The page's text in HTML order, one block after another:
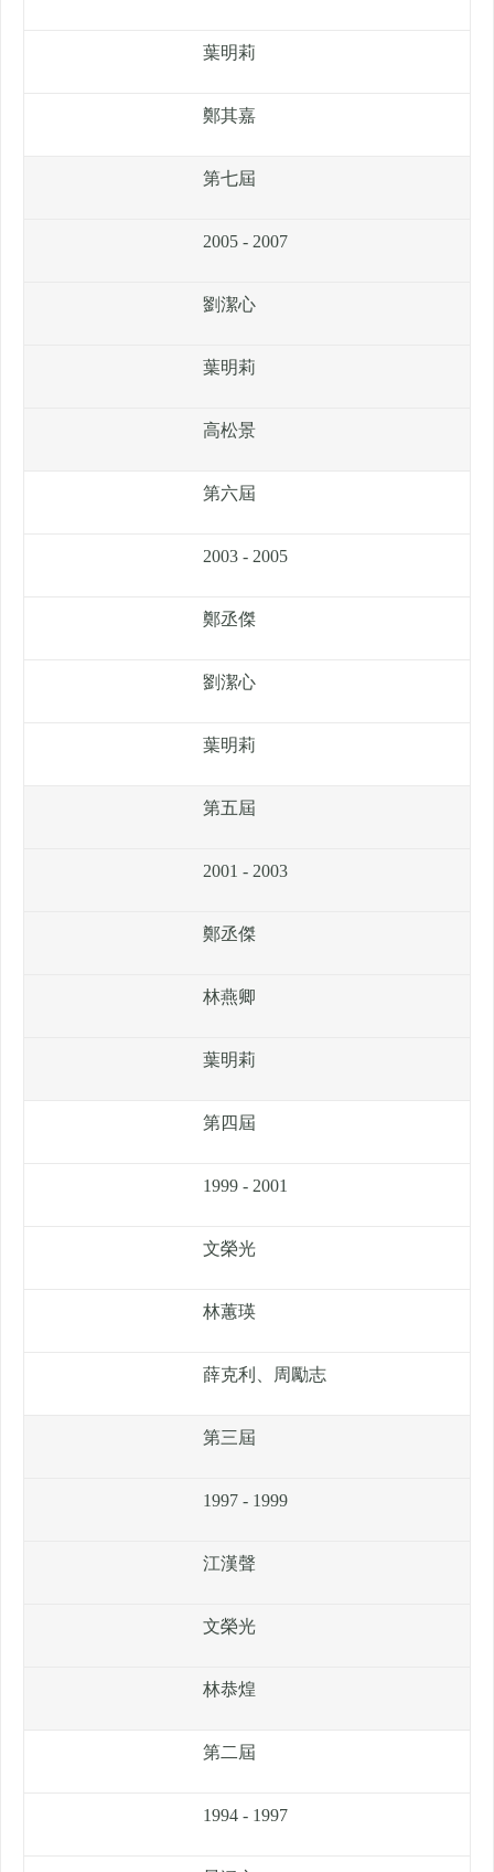
葉明莉
鄭其嘉
第七屆
2005 - 2007
劉潔心
葉明莉
高松景
第六屆
2003 - 2005
鄭丞傑
劉潔心
葉明莉
第五屆
2001 - 2003
鄭丞傑
林燕卿
葉明莉
第四屆
1999 - 2001
文榮光
林蕙瑛
薛克利、周勵志
第三屆
1997 - 1999
江漢聲
文榮光
林恭煌
第二屆
1994 - 1997